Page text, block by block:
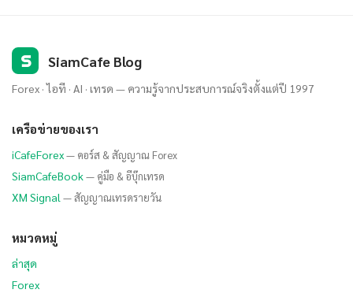
S SiamCafe Blog
Forex · ไอที · AI · เทรด — ความรู้จากประสบการณ์จริงตั้งแต่ปี 1997
เครือข่ายของเรา
iCafeForex— คอร์ส & สัญญาณ Forex
SiamCafeBook— คู่มือ & อีบุ๊กเทรด
XM Signal — สัญญาณเทรดรายวัน
หมวดหมู่
ล่าสุด
Forex